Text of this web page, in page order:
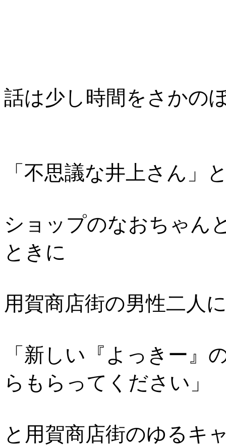
話は少し時間をさかの
「不思議な井上さん」
ショップのなおちゃん
ときに
用賀商店街の男性二人
「新しい『よっきー』
らもらってください」
と用賀商店街のゆるキ